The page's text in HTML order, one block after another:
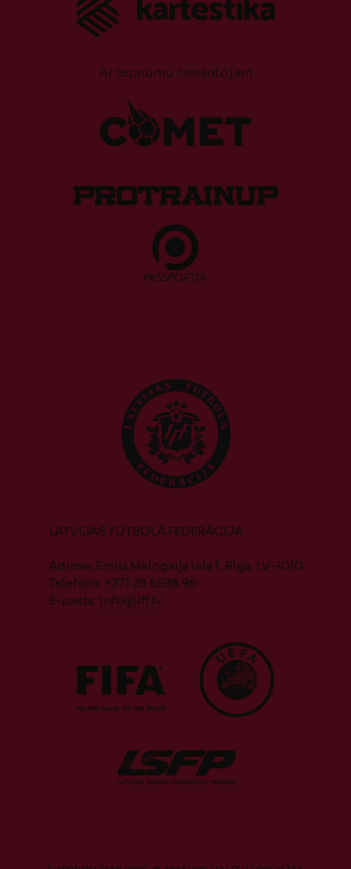
Ar lepnumu izmantojam
LATVIJAS FUTBOLA FEDERĀCIJA
Adrese: Emiļa Melngaiļa iela 1, Rīga, LV-1010
Telefons: +371 28 5598 98
E-pasts: info@lff.lv